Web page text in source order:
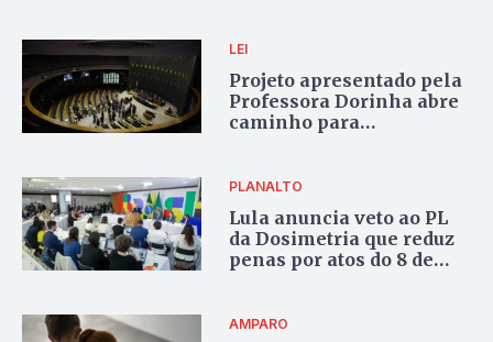
LEI
Projeto apresentado pela
Professora Dorinha abre
caminho para
PLANALTO
Lula anuncia veto ao PL
da Dosimetria que reduz
penas por atos do 8 de
AMPARO